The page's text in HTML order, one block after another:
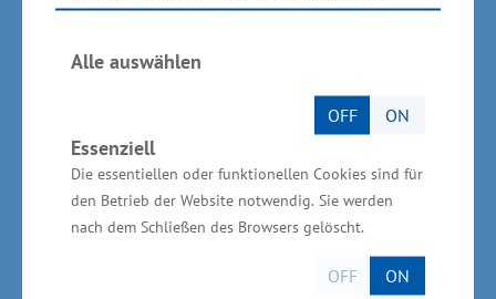
Alle auswählen
OFF ON
Essenziell
Die essentiellen oder funktionellen Cookies sind für
den Betrieb der Website notwendig. Sie werden
nach dem Schließen des Browsers gelöscht.
OFF ON
Der Hotelbetrieb mit Gastronomie,
Veranstaltungslocation, Wellness und Spa-
Schroeder geleitet. Seit dieser Zeit wurden in
dem Unternehmen zahlreiche Maßnahmen
entwickelt, um Mitarbeitenden attraktive
Arbeitsplätze zu bieten. Dabei handelt es sich
unter anderem um die Einführung einer Vier-
Tage-Woche sowie Altersteilzeit-